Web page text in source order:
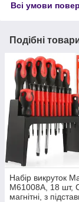
Всі умови
Подібні
Набір викруток
M61008А, 18 шт,
магнітні, з